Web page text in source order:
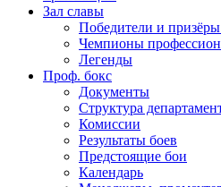
Зал славы
Победители и
Чемпионы
Легенды
Проф. бокс
Документы
Структура
Комиссии
Результаты боев
Предстоящие бои
Календарь